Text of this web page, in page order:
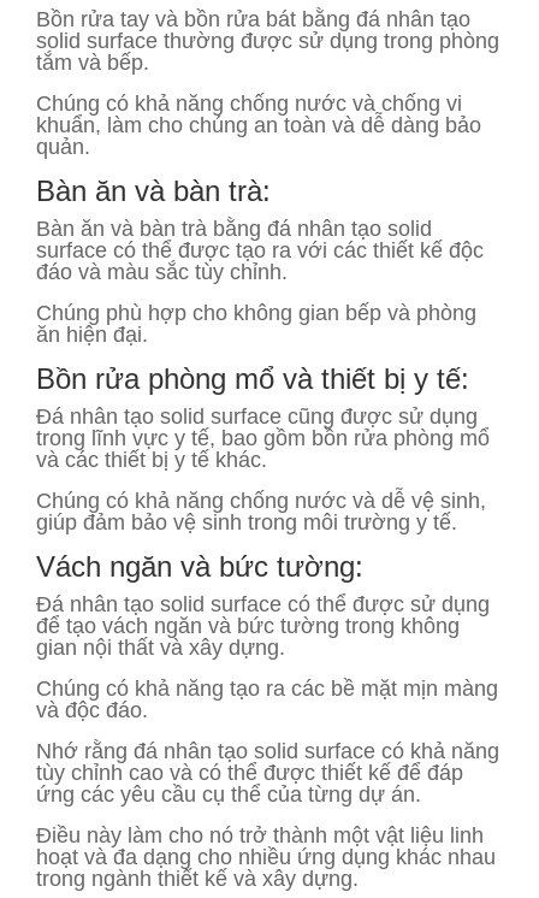
Bồn rửa tay và bồn rửa bát bằng đá nhân tạo
solid surface thường được sử dụng trong phòng
tắm và bếp.
Chúng có khả năng chống nước và chống vi
khuẩn, làm cho chúng an toàn và dễ dàng bảo
quản.
Bàn ăn và bàn trà:
Bàn ăn và bàn trà bằng đá nhân tạo solid
surface có thể được tạo ra với các thiết kế độc
đáo và màu sắc tùy chỉnh.
Chúng phù hợp cho không gian bếp và phòng
ăn hiện đại.
Bồn rửa phòng mổ và thiết bị y tế:
Đá nhân tạo solid surface cũng được sử dụng
trong lĩnh vực y tế, bao gồm bồn rửa phòng mổ
và các thiết bị y tế khác.
Chúng có khả năng chống nước và dễ vệ sinh,
giúp đảm bảo vệ sinh trong môi trường y tế.
Vách ngăn và bức tường:
Đá nhân tạo solid surface có thể được sử dụng
để tạo vách ngăn và bức tường trong không
gian nội thất và xây dựng.
Chúng có khả năng tạo ra các bề mặt mịn màng
và độc đáo.
Nhớ rằng đá nhân tạo solid surface có khả năng
tùy chỉnh cao và có thể được thiết kế để đáp
ứng các yêu cầu cụ thể của từng dự án.
Điều này làm cho nó trở thành một vật liệu linh
hoạt và đa dạng cho nhiều ứng dụng khác nhau
trong ngành thiết kế và xây dựng.